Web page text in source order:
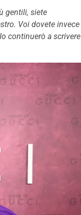
gentili, siete
Voi dovete invece
continuerò a scrivere